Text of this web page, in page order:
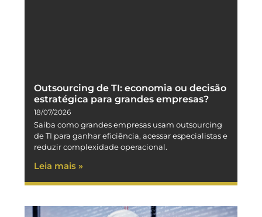
Outsourcing de TI: economia ou decisão
estratégica para grandes empresas?
18/07/2026
Saiba como grandes empresas usam outsourcing
de TI para ganhar eficiência, acessar especialistas e
reduzir complexidade operacional.
Leia mais »